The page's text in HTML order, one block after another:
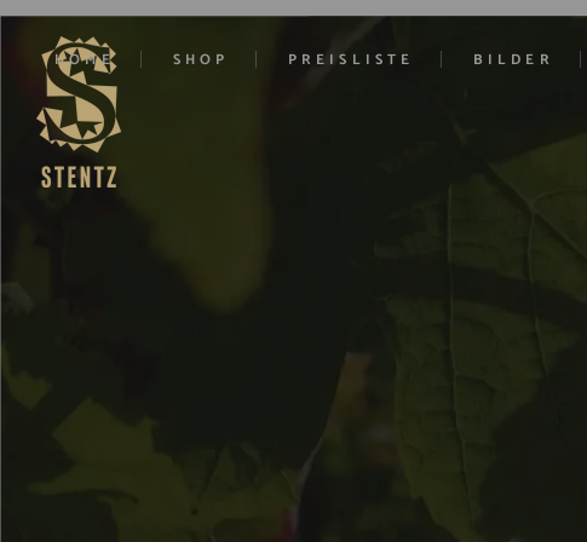
HOME SHOP PREISLISTE BILDER